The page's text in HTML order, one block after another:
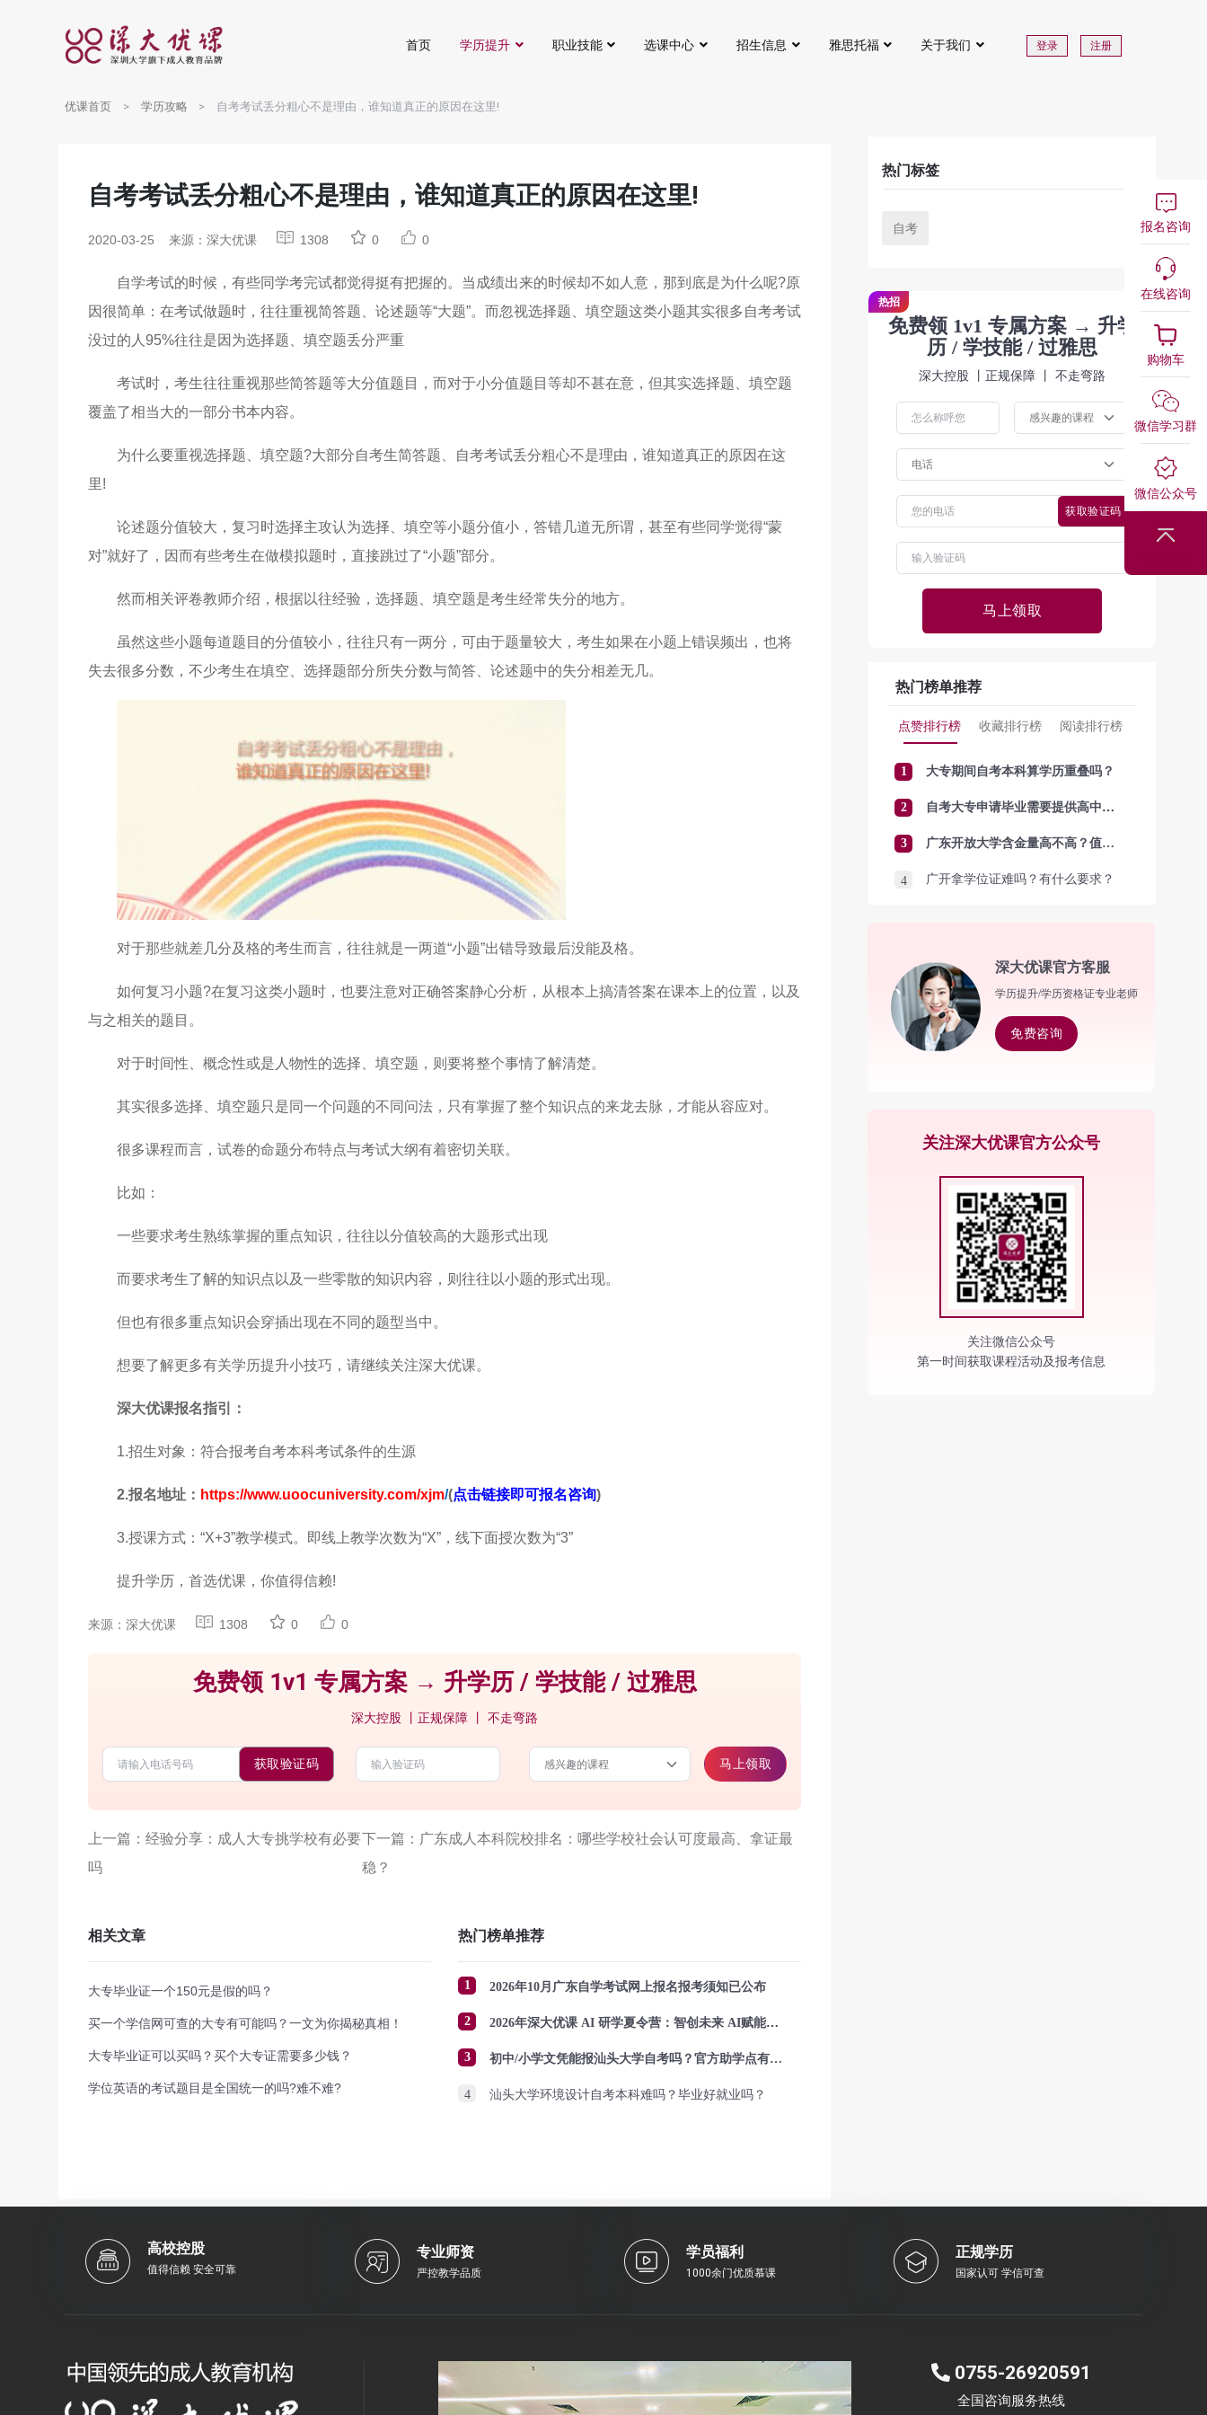
首页 学历提升 职业技能 选课中心 招生信息 雅思托福 关于我们 登录 注册
优课首页 学历攻略 自考考试丢分粗心不是理由，谁知道真正的原因在这里!
自考考试丢分粗心不是理由，谁知道真正的原因在这里!
2020-03-25 来源：深大优课 1308 0 0
自学考试的时候，有些同学考完试都觉得挺有把握的。当成绩出来的时候却不如人意，那到底是为什么呢?原
因很简单：在考试做题时，往往重视简答题、论述题等“大题”。而忽视选择题、填空题这类小题其实很多自考考试
没过的人95%往往是因为选择题、填空题丢分严重
考试时，考生往往重视那些简答题等大分值题目，而对于小分值题目等却不甚在意，但其实选择题、填空题
覆盖了相当大的一部分书本内容。
为什么要重视选择题、填空题?大部分自考生简答题、自考考试丢分粗心不是理由，谁知道真正的原因在这
里!
论述题分值较大，复习时选择主攻认为选择、填空等小题分值小，答错几道无所谓，甚至有些同学觉得“蒙
对”就好了，因而有些考生在做模拟题时，直接跳过了“小题”部分。
然而相关评卷教师介绍，根据以往经验，选择题、填空题是考生经常失分的地方。
虽然这些小题每道题目的分值较小，往往只有一两分，可由于题量较大，考生如果在小题上错误频出，也将
失去很多分数，不少考生在填空、选择题部分所失分数与简答、论述题中的失分相差无几。
对于那些就差几分及格的考生而言，往往就是一两道“小题”出错导致最后没能及格。
如何复习小题?在复习这类小题时，也要注意对正确答案静心分析，从根本上搞清答案在课本上的位置，以及
与之相关的题目。
对于时间性、概念性或是人物性的选择、填空题，则要将整个事情了解清楚。
其实很多选择、填空题只是同一个问题的不同问法，只有掌握了整个知识点的来龙去脉，才能从容应对。
很多课程而言，试卷的命题分布特点与考试大纲有着密切关联。
比如：
一些要求考生熟练掌握的重点知识，往往以分值较高的大题形式出现
而要求考生了解的知识点以及一些零散的知识内容，则往往以小题的形式出现。
但也有很多重点知识会穿插出现在不同的题型当中。
想要了解更多有关学历提升小技巧，请继续关注深大优课。
深大优课报名指引：
1.招生对象：符合报考自考本科考试条件的生源
2.报名地址： https://www.uoocuniversity.com/xjm/(点击链接即可报名咨询)
3.授课方式：“X+3”教学模式。即线上教学次数为“X”，线下面授次数为“3”
提升学历，首选优课，你值得信赖!
来源：深大优课 1308 0 0
免费领 1v1 专属方案 → 升学历 / 学技能 / 过雅思
深大控股 丨正规保障 丨 不走弯路
获取验证码 马上领取
上一篇：经验分享：成人大专挑学校有必要
吗
下一篇：广东成人本科院校排名：哪些学校社会认可度最高、拿证最
稳？
相关文章
大专毕业证一个150元是假的吗？
买一个学信网可查的大专有可能吗？一文为你揭秘真相！
大专毕业证可以买吗？买个大专证需要多少钱？
学位英语的考试题目是全国统一的吗?难不难?
热门榜单推荐
1 2026年10月广东自学考试网上报名报考须知已公布
2 2026年深大优课 AI 研学夏令营：智创未来 AI赋能成长
3 初中/小学文凭能报汕头大学自考吗？官方助学点有哪些？怎么报名？
4 汕头大学环境设计自考本科难吗？毕业好就业吗？
热门标签
自考
免费领 1v1 专属方案 → 升学
历 / 学技能 / 过雅思
深大控股 丨正规保障 丨 不走弯路
热招
获取验证码
马上领取
热门榜单推荐
点赞排行榜 收藏排行榜 阅读排行榜
1 大专期间自考本科算学历重叠吗？
2 自考大专申请毕业需要提供高中毕业证吗？
3 广东开放大学含金量高不高？值得报考吗？
4 广开拿学位证难吗？有什么要求？
深大优课官方客服
学历提升/学历资格证专业老师
免费咨询
关注深大优课官方公众号
关注微信公众号
第一时间获取课程活动及报考信息
高校控股
值得信赖 安全可靠
专业师资
严控教学品质
学员福利
1000余门优质慕课
正规学历
国家认可 学信可查
0755-26920591
全国咨询服务热线
报名咨询
在线咨询
购物车
微信学习群
微信公众号